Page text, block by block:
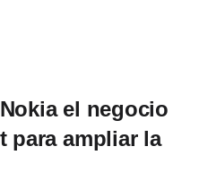
el negocio
para ampliar la